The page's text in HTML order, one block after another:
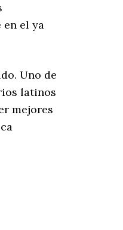
el ya
Uno de
latinos
mejores